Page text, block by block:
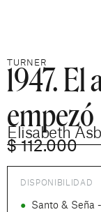
TURNER
1947.
empezó
Elisabeth
$112.000
DISPONIBILIDAD
● Santo & Seña